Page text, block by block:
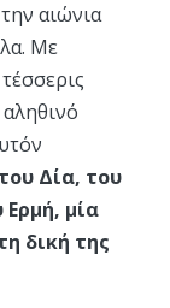
αιώνια
Με
Δία, του
μία
δική της